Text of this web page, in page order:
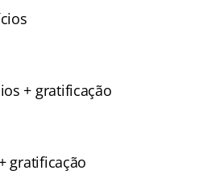
+ gratificação
gratificação